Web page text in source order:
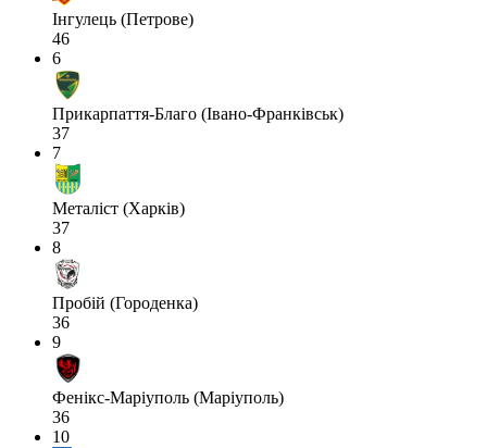
Інгулець (Петрове)
46
6
Прикарпаття-Благо (Івано-Франківськ)
37
7
Металіст (Харків)
37
8
Пробій (Городенка)
36
9
Фенікс-Маріуполь (Маріуполь)
36
10